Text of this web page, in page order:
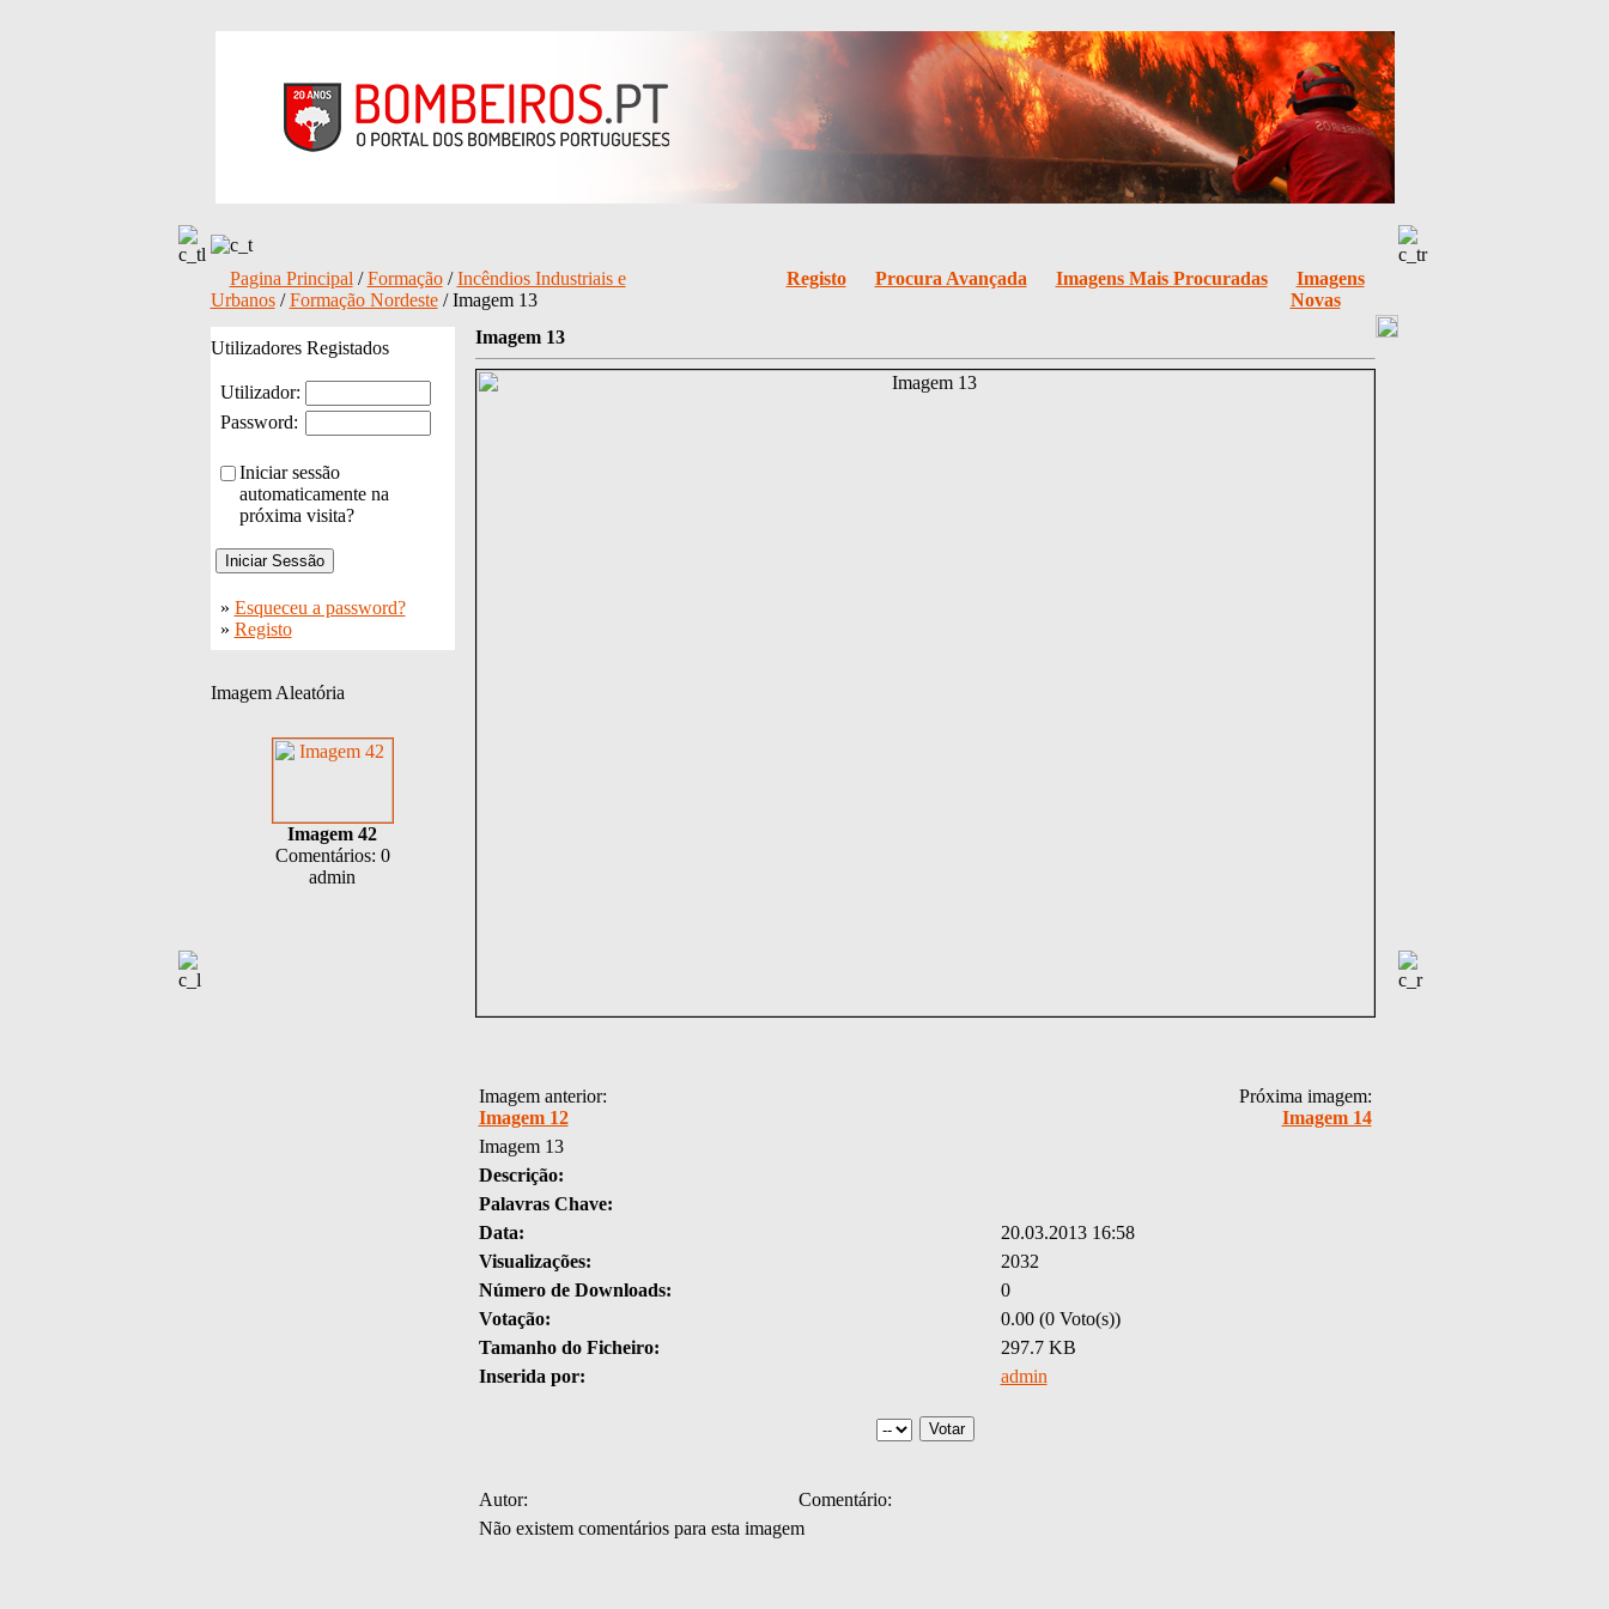
Pagina Principal /Formação/Incêndios Industriais e
Urbanos/Formação Nordeste/ Imagem 13
Registo Procura Avançada Imagens Mais Procuradas
Imagens
Novas
Utilizadores Registados
Utilizador:
Password:
Iniciar sessão
automaticamente na
próxima visita?
» Esqueceu a password?
» Registo
Imagem Aleatória
Imagem 42
Comentários: 0
admin
Imagem 13
Imagem anterior:
Imagem 12
Próxima imagem:
Imagem 14
Imagem 13
Descrição:
Palavras Chave:
Data:
20.03.2013 16:58
Visualizações:
2032
Número de Downloads:
0
Votação:
0.00 (0 Voto(s))
Tamanho do Ficheiro:
297.7 KB
Inserida por:
admin
Autor:
Comentário:
Não existem comentários para esta imagem